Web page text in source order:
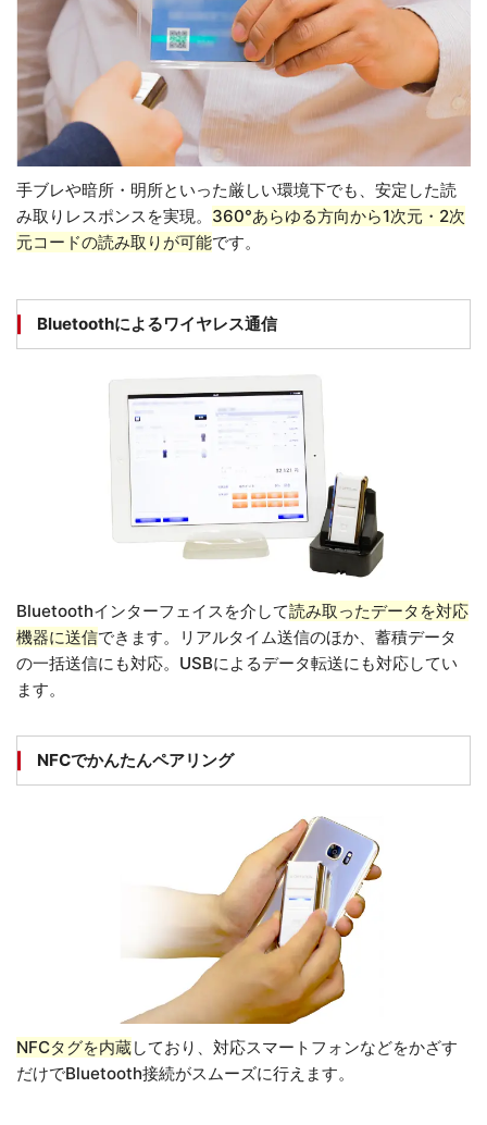
手ブレや暗所・明所といった厳しい環境下でも、安定した読
み取りレスポンスを実現。 360°あらゆる方向から1次元・2次
元コードの読み取りが可能です。
Bluetoothによるワイヤレス通信
Bluetoothインターフェイスを介して読み取ったデータを対応
機器に送信できます。リアルタイム送信のほか、蓄積データ
の一括送信にも対応。USBによるデータ転送にも対応してい
ます。
NFCでかんたんペアリング
NFCタグを内蔵しており、対応スマートフォンなどをかざす
だけでBluetooth接続がスムーズに行えます。